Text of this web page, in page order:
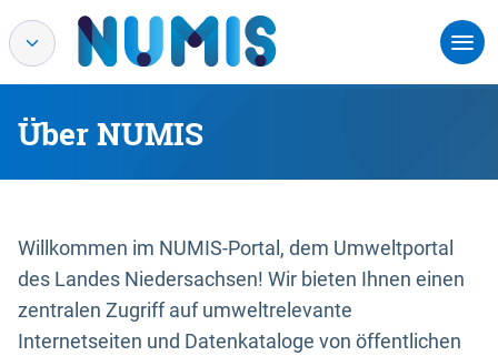
Über NUMIS
Willkommen im NUMIS-Portal, dem Umweltportal
des Landes Niedersachsen! Wir bieten Ihnen einen
zentralen Zugriff auf umweltrelevante
Internetseiten und Datenkataloge von öffentlichen